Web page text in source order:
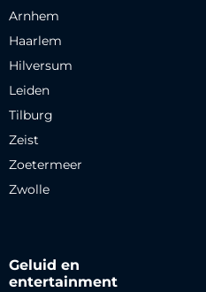
Arnhem
Haarlem
Hilversum
Leiden
Tilburg
Zeist
Zoetermeer
Zwolle
Geluid en
entertainment